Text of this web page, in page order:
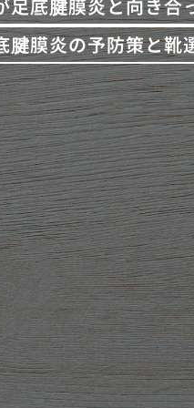
足底腱膜炎と向き合
腱膜炎の予防策と靴